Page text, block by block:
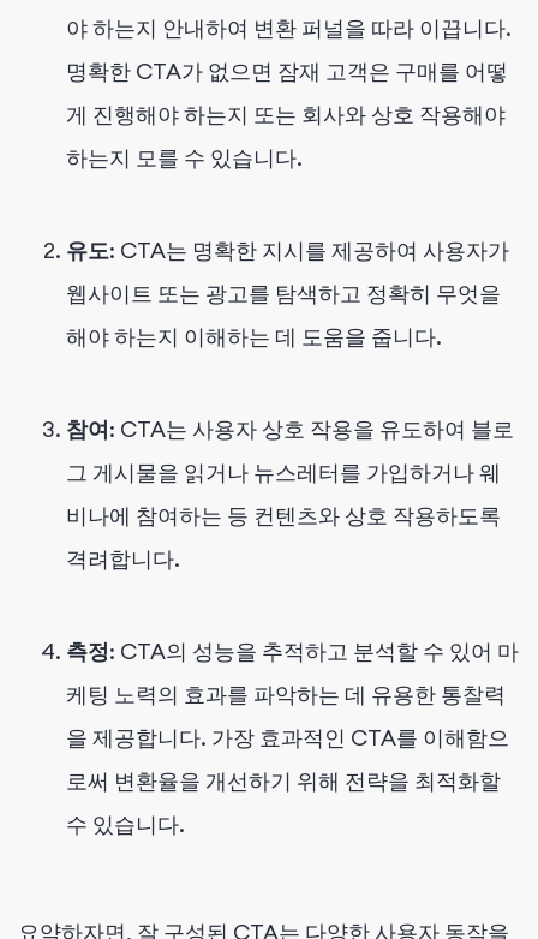
야 하는지 안내하여 변환 퍼널을 따라 이끕니다.
명확한 CTA가 없으면 잠재 고객은 구매를 어떻
게 진행해야 하는지 또는 회사와 상호 작용해야
하는지 모를 수 있습니다.
유도: CTA는 명확한 지시를 제공하여 사용자가
웹사이트 또는 광고를 탐색하고 정확히 무엇을
해야 하는지 이해하는 데 도움을 줍니다.
참여: CTA는 사용자 상호 작용을 유도하여 블로
그 게시물을 읽거나 뉴스레터를 가입하거나 웨
비나에 참여하는 등 컨텐츠와 상호 작용하도록
격려합니다.
측정: CTA의 성능을 추적하고 분석할 수 있어 마
케팅 노력의 효과를 파악하는 데 유용한 통찰력
을 제공합니다. 가장 효과적인 CTA를 이해함으
로써 변환율을 개선하기 위해 전략을 최적화할
수 있습니다.
요약하자면, 잘 구성된 CTA는 다양한 사용자 동작을